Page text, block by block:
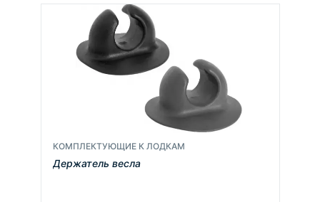
КОМПЛЕКТУЮЩИЕ К ЛОДКАМ
Держатель весла